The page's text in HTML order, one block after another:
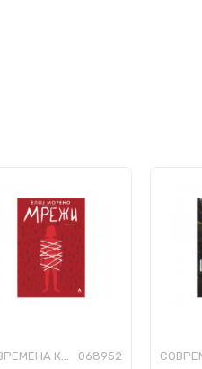
СОВРЕМЕНА КНИЖЕВНОСТ 068952